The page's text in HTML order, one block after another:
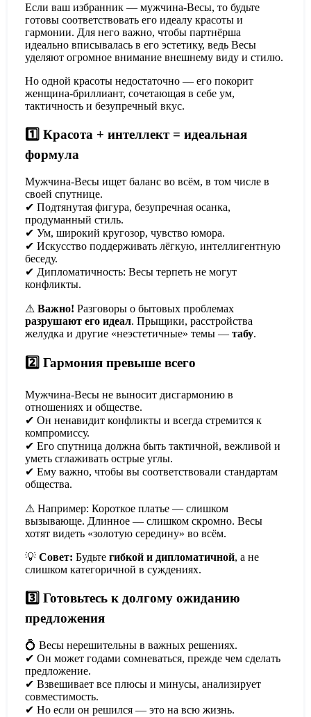
Если ваш избранник — мужчина-Весы, то будьте
готовы соответствовать его идеалу красоты и
гармонии. Для него важно, чтобы партнёрша
идеально вписывалась в его эстетику, ведь Весы
уделяют огромное внимание внешнему виду и стилю.
Но одной красоты недостаточно — его покорит
женщина-бриллиант, сочетающая в себе ум,
тактичность и безупречный вкус.
1️⃣ Красота + интеллект = идеальная
формула
Мужчина-Весы ищет баланс во всём, в том числе в
своей спутнице.
✔ Подтянутая фигура, безупречная осанка,
продуманный стиль.
✔ Ум, широкий кругозор, чувство юмора.
✔ Искусство поддерживать лёгкую, интеллигентную
беседу.
✔ Дипломатичность: Весы терпеть не могут
конфликты.
⚠ Важно! Разговоры о бытовых проблемах
разрушают его идеал. Прыщики, расстройства
желудка и другие «неэстетичные» темы — табу.
2️⃣ Гармония превыше всего
Мужчина-Весы не выносит дисгармонию в
отношениях и обществе.
✔ Он ненавидит конфликты и всегда стремится к
компромиссу.
✔ Его спутница должна быть тактичной, вежливой и
уметь сглаживать острые углы.
✔ Ему важно, чтобы вы соответствовали стандартам
общества.
⚠ Например: Короткое платье — слишком
вызывающе. Длинное — слишком скромно. Весы
хотят видеть «золотую середину» во всём.
💡 Совет: Будьте гибкой и дипломатичной, а не
слишком категоричной в суждениях.
3️⃣ Готовьтесь к долгому ожиданию
предложения
💍 Весы нерешительны в важных решениях.
✔ Он может годами сомневаться, прежде чем сделать
предложение.
✔ Взвешивает все плюсы и минусы, анализирует
совместимость.
✔ Но если он решился — это на всю жизнь.